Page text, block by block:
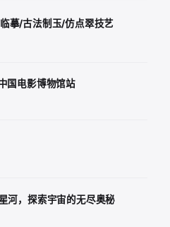
摹/古法制玉/仿点翠技艺
国电影博物馆站
河，探索宇宙的无尽奥秘